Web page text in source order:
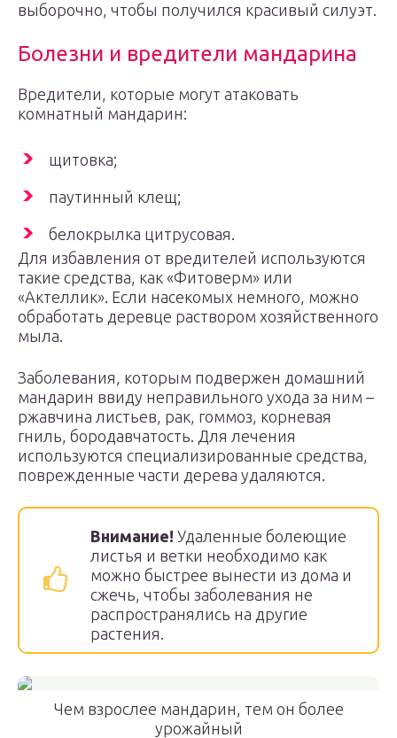
выборочно, чтобы получился красивый силуэт.
Болезни и вредители мандарина
Вредители, которые могут атаковать
комнатный мандарин:
щитовка;
паутинный клещ;
белокрылка цитрусовая.
Для избавления от вредителей используются
такие средства, как «Фитоверм» или
«Актеллик». Если насекомых немного, можно
обработать деревце раствором хозяйственного
мыла.
Заболевания, которым подвержен домашний
мандарин ввиду неправильного ухода за ним –
ржавчина листьев, рак, гоммоз, корневая
гниль, бородавчатость. Для лечения
используются специализированные средства,
поврежденные части дерева удаляются.
Внимание! Удаленные болеющие
листья и ветки необходимо как
можно быстрее вынести из дома и
сжечь, чтобы заболевания не
распространялись на другие
растения.
Чем взрослее мандарин, тем он более
урожайный